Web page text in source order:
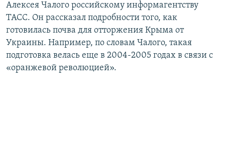
Алексея Чалого российскому информагентству
ТАСС. Он рассказал подробности того, как
готовилась почва для отторжения Крыма от
Украины. Например, по словам Чалого, такая
подготовка велась еще в 2004-2005 годах в связи с
«оранжевой революцией».